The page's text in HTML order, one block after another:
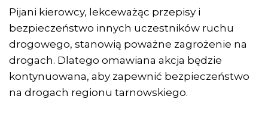
Pijani kierowcy, lekceważąc przepisy i
bezpieczeństwo innych uczestników ruchu
drogowego, stanowią poważne zagrożenie na
drogach. Dlatego omawiana akcja będzie
kontynuowana, aby zapewnić bezpieczeństwo
na drogach regionu tarnowskiego.